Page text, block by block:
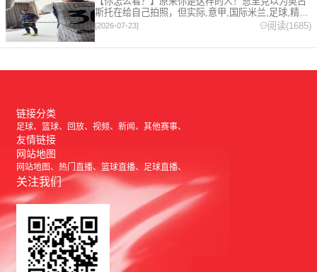
斯托在给自己拍照，但实际,意甲,国际米兰,足球,精彩
体育剪辑视频在线播放。本站提供最全的篮球视频足
球视频,集锦,录像。
[2026-07-23] 阅读(1685)
链接分类
足球 篮球 回放 视频 新闻 其他赛事
友情链接
网站地图
网站地图 热门直播 篮球直播 足球直播
关注我们